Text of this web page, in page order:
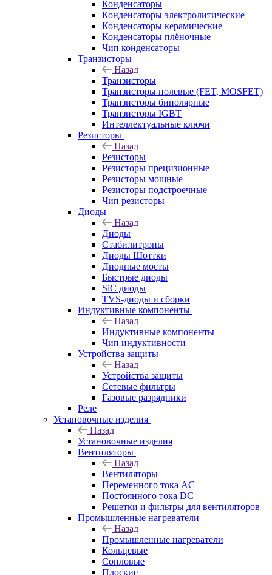
Конденсаторы
Конденсаторы электролитические
Конденсаторы керамические
Конденсаторы плёночные
Чип конденсаторы
Транзисторы
Назад
Транзисторы
Транзисторы полевые (FET, MOSFET)
Транзисторы биполярные
Транзисторы IGBT
Интеллектуальные ключи
Резисторы
Назад
Резисторы
Резисторы прецизионные
Резисторы мощные
Резисторы подстроечные
Чип резисторы
Диоды
Назад
Диоды
Стабилитроны
Диоды Шоттки
Диодные мосты
Быстрые диоды
SiC диоды
TVS-диоды и сборки
Индуктивные компоненты
Назад
Индуктивные компоненты
Чип индуктивности
Устройства защиты
Назад
Устройства защиты
Сетевые фильтры
Газовые разрядники
Реле
Установочные изделия
Назад
Установочные изделия
Вентиляторы
Назад
Вентиляторы
Переменного тока AC
Постоянного тока DC
Решетки и фильтры для вентиляторов
Промышленные нагреватели
Назад
Промышленные нагреватели
Кольцевые
Сопловые
Плоские